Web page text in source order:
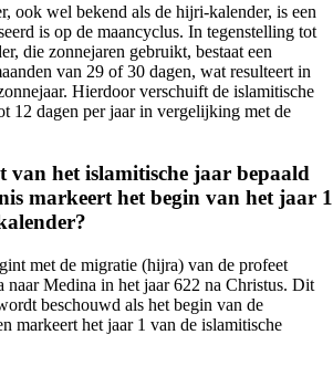
ook wel bekend als de hijri-kalender, is een
is op de maancyclus. In tegenstelling tot
die zonnejaren gebruikt, bestaat een
van 29 of 30 dagen, wat resulteert in
Hierdoor verschuift de islamitische
12 dagen per jaar in vergelijking met de
van het islamitische jaar bepaald
markeert het begin van het jaar 1
met de migratie (hijra) van de profeet
naar Medina in het jaar 622 na Christus. Dit
beschouwd als het begin van de
markeert het jaar 1 van de islamitische